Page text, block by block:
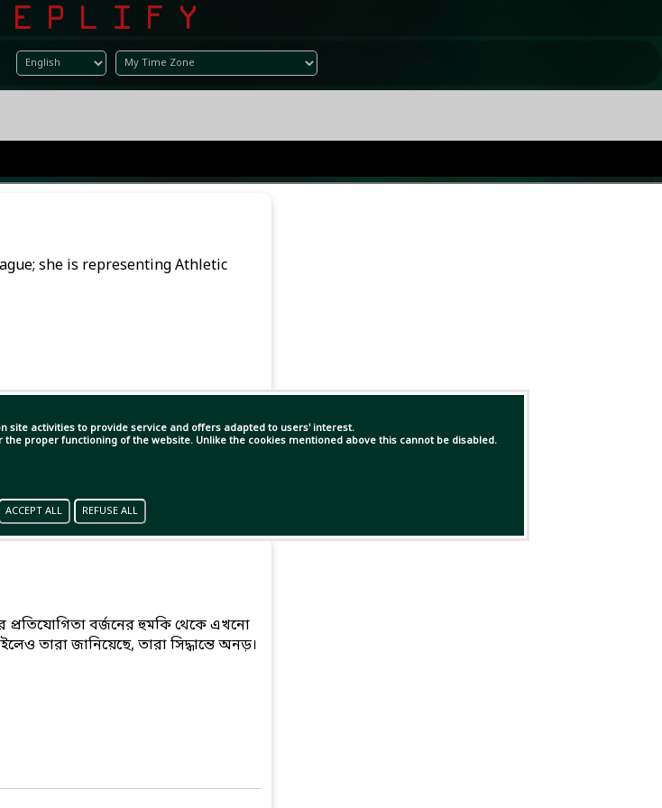
site activities to provide service and offers adapted to users' interest.
proper functioning of the website. Unlike the cookies mentioned above this cannot be disabled.
ACCEPT ALL REFUSE ALL
she is representing Athletic
প্রতিযোগিতা বর্জনের হুমকি থেকে এখনো
তারা জানিয়েছে, তারা সিদ্ধান্তে অনড়।